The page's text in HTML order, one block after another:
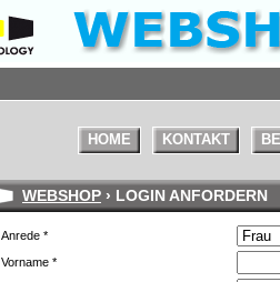
HOME KONTAKT
WEBSHOP › LOGIN ANFORDERN
Anrede *
Vorname *